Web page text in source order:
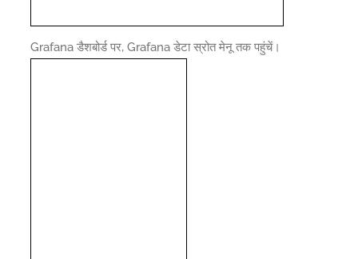
Grafana डैशबोर्ड पर, Grafana डेटा स्रोत मेनू तक पहुंचें।